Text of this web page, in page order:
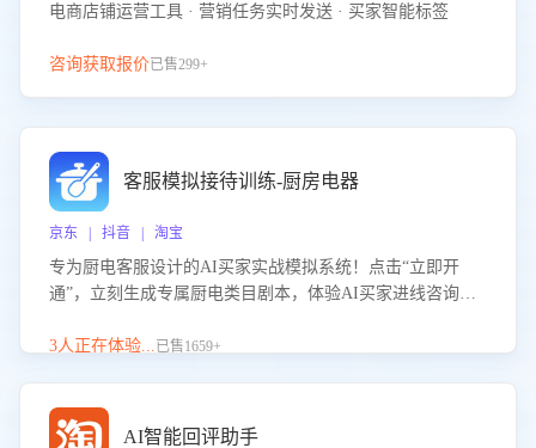
电商店铺运营工具 · 营销任务实时发送 · 买家智能标签
咨询获取报价已售299+
客服模拟接待训练-厨房电器
京东 | 抖音 | 淘宝
专为厨电客服设计的AI买家实战模拟系统！点击“立即开
通”，立刻生成专属厨电类目剧本，体验AI买家进线咨询真
实场景应对技巧！
3人正在体验...已售1659+
AI智能回评助手